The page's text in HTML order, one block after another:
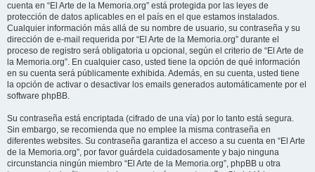
cuenta en “El Arte de la Memoria.org” está protegida por las leyes de
protección de datos aplicables en el país en el que estamos instalados.
Cualquier información más allá de su nombre de usuario, su contraseña y su
dirección de e-mail requerida por “El Arte de la Memoria.org” durante el
proceso de registro será obligatoria u opcional, según el criterio de “El Arte de
la Memoria.org”. En cualquier caso, usted tiene la opción de qué información
en su cuenta será públicamente exhibida. Además, en su cuenta, usted tiene
la opción de activar o desactivar los emails generados automáticamente por el
software phpBB.
Su contraseña está encriptada (cifrado de una vía) por lo tanto está segura.
Sin embargo, se recomienda que no emplee la misma contraseña en
diferentes websites. Su contraseña garantiza el acceso a su cuenta en “El Arte
de la Memoria.org”, por favor guárdela cuidadosamente y bajo ninguna
circunstancia ningún miembro “El Arte de la Memoria.org”, phpBB u otra